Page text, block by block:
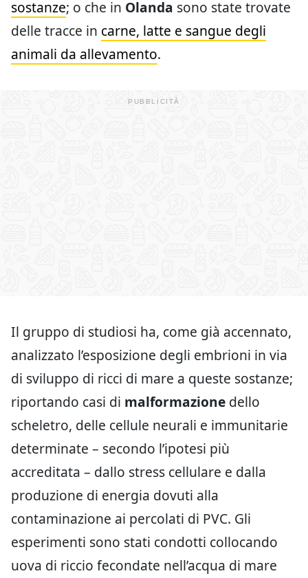
sostanze; o che in Olanda sono state trovate
delle tracce in carne, latte e sangue degli
animali da allevamento.
Il gruppo di studiosi ha, come già accennato,
analizzato l’esposizione degli embrioni in via
di sviluppo di ricci di mare a queste sostanze;
riportando casi di malformazione dello
scheletro, delle cellule neurali e immunitarie
determinate – secondo l’ipotesi più
accreditata – dallo stress cellulare e dalla
produzione di energia dovuti alla
contaminazione ai percolati di PVC. Gli
esperimenti sono stati condotti collocando
uova di riccio fecondate nell’acqua di mare